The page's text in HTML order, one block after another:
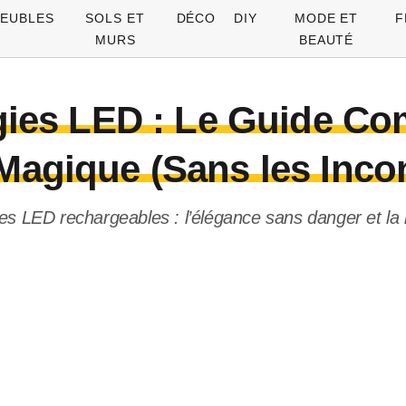
SOLS ET
MURS
DÉCO DIY
MODE ET
BEAUTÉ
LED : Le Guide
(Sans les
LED rechargeables : l’élégance sans danger et